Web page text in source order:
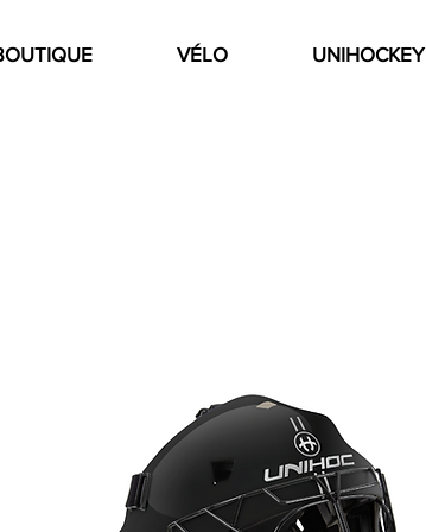
VÉLO UNIHOCKEY